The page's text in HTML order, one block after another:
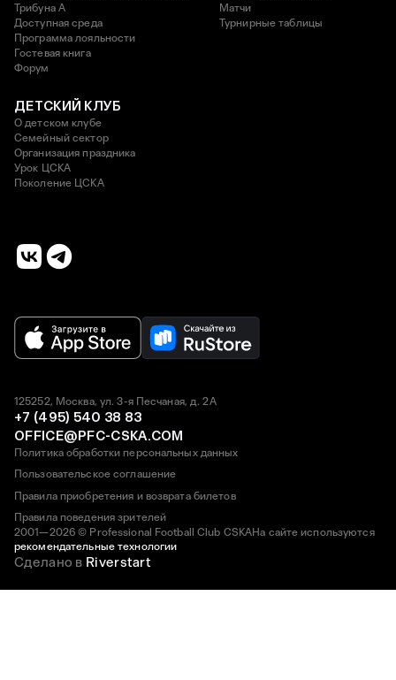
Трибуна А
Доступная среда
Программа лояльности
Гостевая книга
Форум
Матчи
Турнирные таблицы
ДЕТСКИЙ КЛУБ
О детском клубе
Семейный сектор
Организация праздника
Урок ЦСКА
Поколение ЦСКА
2001—2026 © Professional Football Club CSKAНа сайте используются
рекомендательные технологии
125252, Москва, ул. 3-я Песчаная, д. 2А
+7 (495) 540 38 83
OFFICE@PFC-CSKA.COM
Политика обработки персональных данных
Пользовательское соглашение
Правила приобретения и возврата билетов
Правила поведения зрителей
Сделано в Riverstart